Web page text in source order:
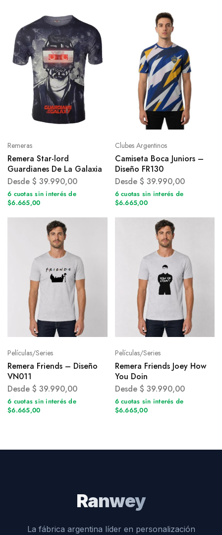
Remeras
Remera Star-lord
Guardianes De La Galaxia
Desde $ 39.990,00
6 cuotas sin interés de
$6.665,00
Clubes Argentinos
Camiseta Boca Juniors –
Diseño FR130
Desde $ 39.990,00
6 cuotas sin interés de
$6.665,00
Películas/Series
Remera Friends – Diseño
VN011
Desde $ 39.990,00
6 cuotas sin interés de
$6.665,00
Películas/Series
Remera Friends Joey How
You Doin
Desde $ 39.990,00
6 cuotas sin interés de
$6.665,00
Ranwey
La fábrica argentina líder en personalización